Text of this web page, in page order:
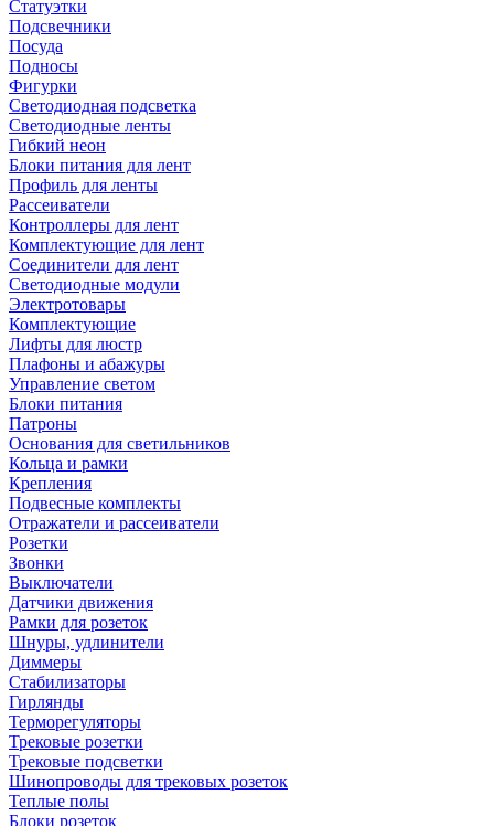
Статуэтки
Подсвечники
Посуда
Подносы
Фигурки
Светодиодная подсветка
Светодиодные ленты
Гибкий неон
Блоки питания для лент
Профиль для ленты
Рассеиватели
Контроллеры для лент
Комплектующие для лент
Соединители для лент
Светодиодные модули
Электротовары
Комплектующие
Лифты для люстр
Плафоны и абажуры
Управление светом
Блоки питания
Патроны
Основания для светильников
Кольца и рамки
Крепления
Подвесные комплекты
Отражатели и рассеиватели
Розетки
Звонки
Выключатели
Датчики движения
Рамки для розеток
Шнуры, удлинители
Диммеры
Стабилизаторы
Гирлянды
Терморегуляторы
Трековые розетки
Трековые подсветки
Шинопроводы для трековых розеток
Теплые полы
Блоки розеток